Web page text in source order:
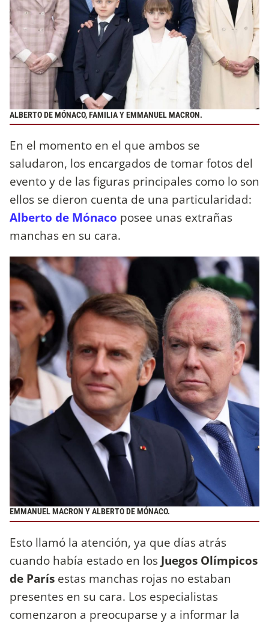
ALBERTO DE MÓNACO, FAMILIA Y EMMANUEL MACRON.
En el momento en el que ambos se
saludaron, los encargados de tomar fotos del
evento y de las figuras principales como lo son
ellos se dieron cuenta de una particularidad:
Alberto de Mónaco posee unas extrañas
manchas en su cara.
EMMANUEL MACRON Y ALBERTO DE MÓNACO.
Esto llamó la atención, ya que días atrás
cuando había estado en los Juegos Olímpicos
de París estas manchas rojas no estaban
presentes en su cara. Los especialistas
comenzaron a preocuparse y a informar la